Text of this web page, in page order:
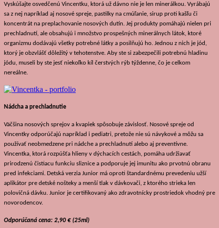
Vyskúšajte osvedčenú Vincentku, ktorá už dávno nie je len minerálkou. Vyrábajú
sa z nej napríklad aj nosové spreje, pastilky na cmúľanie, sirup proti kašľu či
koncentrát na preplachovanie nosových dutín. Jej produkty pomáhajú nielen pri
prechladnutí, ale obsahujú i množstvo prospešných minerálnych látok, ktoré
organizmu dodávajú všetky potrebné látky a posilňujú ho. Jednou z nich je jód,
ktorý je obzvlášť dôležitý v tehotenstve. Aby ste si zabezpečili potrebnú hladinu
jódu, museli by ste jesť niekoľko kíl čerstvých rýb týždenne, čo je celkom
nereálne.
Nádcha a prechladnutie
Väčšina nosových sprejov a kvapiek spôsobuje závislosť. Nosové spreje od
Vincentky odporúčajú napríklad i pediatri, pretože nie sú návykové a môžu sa
používať neobmedzene pri nádche a prechladnutí alebo aj preventívne.
Vincentka, ktorá rozpúšťa hlieny v dýchacích cestách, pomáha udržiavať
prirodzenú čistiacu funkciu sliznice a podporuje jej imunitu ako prvotnú obranu
pred infekciami. Detská verzia Junior má oproti štandardnému prevedeniu užší
aplikátor pre detské nošteky a menší tlak v dávkovači, z ktorého strieka len
polovičná dávku. Junior je certifikovaný ako zdravotnícky prostriedok vhodný pre
novorodencov.
Odporúčaná cena: 2,90 € (25ml)